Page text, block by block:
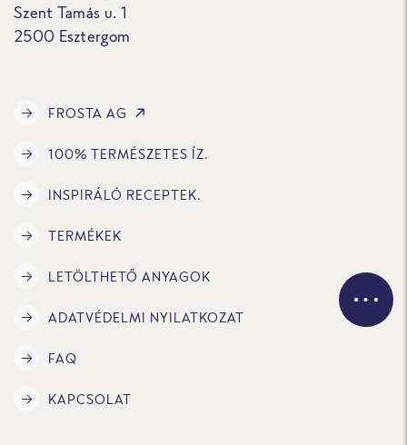
Szent Tamás u. 1
2500 Esztergom
FROSTA AG
100% TERMÉSZETES ÍZ.
INSPIRÁLÓ RECEPTEK.
TERMÉKEK
LETÖLTHETŐ ANYAGOK
ADATVÉDELMI NYILATKOZAT
FAQ
KAPCSOLAT